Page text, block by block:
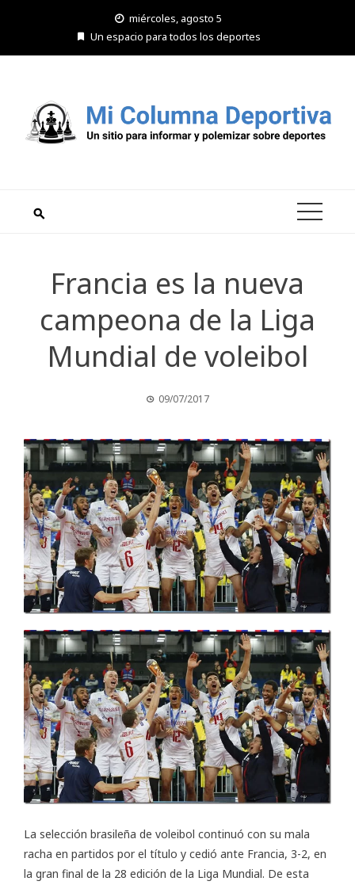
miércoles, agosto 5
Un espacio para todos los deportes
Francia es la nueva
campeona de la Liga
Mundial de voleibol
09/07/2017
La selección brasileña de voleibol continuó con su mala
racha en partidos por el título y cedió ante Francia, 3-2, en
la gran final de la 28 edición de la Liga Mundial. De esta